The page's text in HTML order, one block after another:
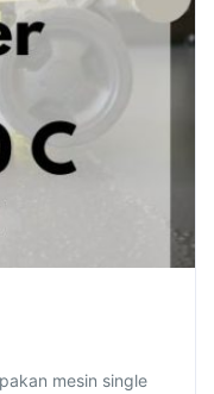
mesin single